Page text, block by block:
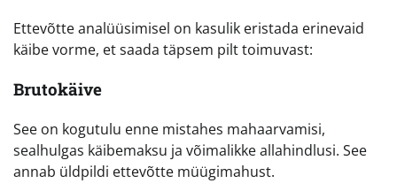
Ettevõtte analüüsimisel on kasulik eristada erinevaid
käibe vorme, et saada täpsem pilt toimuvast:
Brutokäive
See on kogutulu enne mistahes mahaarvamisi,
sealhulgas käibemaksu ja võimalikke allahindlusi. See
annab üldpildi ettevõtte müügimahust.